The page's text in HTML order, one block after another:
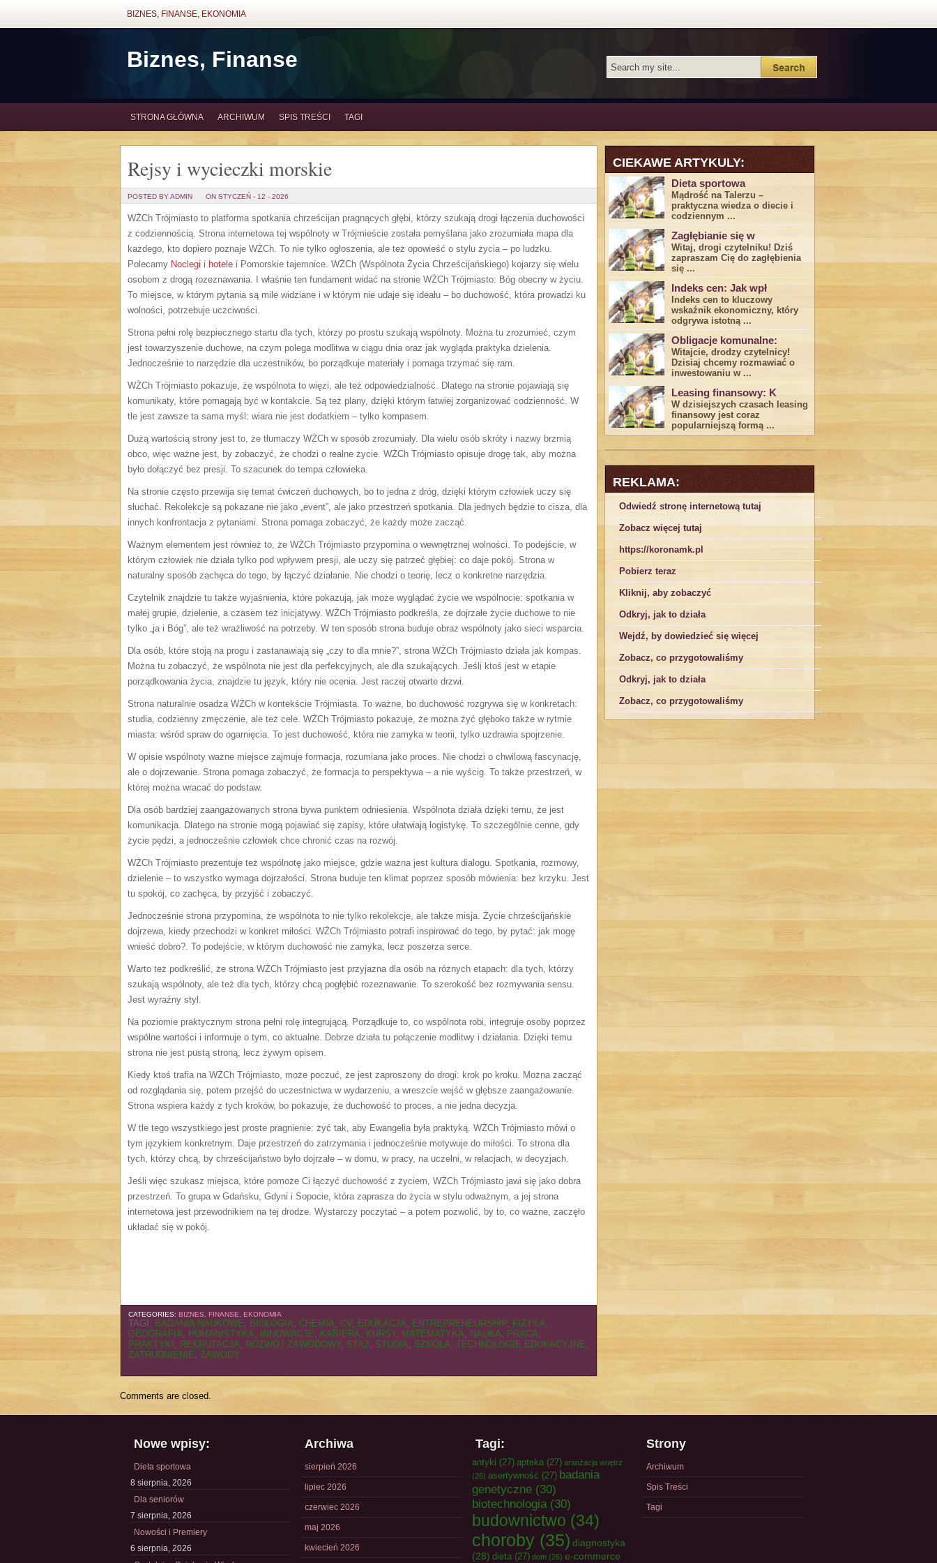
BIZNES, FINANSE, EKONOMIA
Biznes, Finanse
STRONA GŁÓWNA ARCHIWUM SPIS TREŚCI TAGI
Rejsy i wycieczki morskie
POSTED BY ADMIN ON STYCZEŃ - 12 - 2026
WŻCh Trójmiasto to platforma spotkania chrześcijan pragnących głębi, którzy szukają drogi łączenia duchowości
z codziennością. Strona internetowa tej wspólnoty w Trójmieście została pomyślana jako zrozumiała mapa dla
każdego, kto dopiero poznaje WŻCh. To nie tylko ogłoszenia, ale też opowieść o stylu życia – po ludzku.
Polecamy Noclegi i hotele i Pomorskie tajemnice. WŻCh (Wspólnota Życia Chrześcijańskiego) kojarzy się wielu
osobom z drogą rozeznawania. I właśnie ten fundament widać na stronie WŻCh Trójmiasto: Bóg obecny w życiu.
To miejsce, w którym pytania są mile widziane i w którym nie udaje się ideału – bo duchowość, która prowadzi ku
wolności, potrzebuje uczciwości.
Strona pełni rolę bezpiecznego startu dla tych, którzy po prostu szukają wspólnoty. Można tu zrozumieć, czym
jest towarzyszenie duchowe, na czym polega modlitwa w ciągu dnia oraz jak wygląda praktyka dzielenia.
Jednocześnie to narzędzie dla uczestników, bo porządkuje materiały i pomaga trzymać się ram.
WŻCh Trójmiasto pokazuje, że wspólnota to więzi, ale też odpowiedzialność. Dlatego na stronie pojawiają się
komunikaty, które pomagają być w kontakcie. Są też plany, dzięki którym łatwiej zorganizować codzienność. W
tle jest zawsze ta sama myśl: wiara nie jest dodatkiem – tylko kompasem.
Dużą wartością strony jest to, że tłumaczy WŻCh w sposób zrozumiały. Dla wielu osób skróty i nazwy brzmią
obco, więc ważne jest, by zobaczyć, że chodzi o realne życie. WŻCh Trójmiasto opisuje drogę tak, aby można
było dołączyć bez presji. To szacunek do tempa człowieka.
Na stronie często przewija się temat ćwiczeń duchowych, bo to jedna z dróg, dzięki którym człowiek uczy się
słuchać. Rekolekcje są pokazane nie jako „event”, ale jako przestrzeń spotkania. Dla jednych będzie to cisza, dla
innych konfrontacja z pytaniami. Strona pomaga zobaczyć, że każdy może zacząć.
Ważnym elementem jest również to, że WŻCh Trójmiasto przypomina o wewnętrznej wolności. To podejście, w
którym człowiek nie działa tylko pod wpływem presji, ale uczy się patrzeć głębiej: co daje pokój. Strona w
naturalny sposób zachęca do tego, by łączyć działanie. Nie chodzi o teorię, lecz o konkretne narzędzia.
Czytelnik znajdzie tu także wyjaśnienia, które pokazują, jak może wyglądać życie we wspólnocie: spotkania w
małej grupie, dzielenie, a czasem też inicjatywy. WŻCh Trójmiasto podkreśla, że dojrzałe życie duchowe to nie
tylko „ja i Bóg”, ale też wrażliwość na potrzeby. W ten sposób strona buduje obraz wspólnoty jako sieci wsparcia.
Dla osób, które stoją na progu i zastanawiają się „czy to dla mnie?”, strona WŻCh Trójmiasto działa jak kompas.
Można tu zobaczyć, że wspólnota nie jest dla perfekcyjnych, ale dla szukających. Jeśli ktoś jest w etapie
porządkowania życia, znajdzie tu język, który nie ocenia. Jest raczej otwarte drzwi.
Strona naturalnie osadza WŻCh w kontekście Trójmiasta. To ważne, bo duchowość rozgrywa się w konkretach:
studia, codzienny zmęczenie, ale też cele. WŻCh Trójmiasto pokazuje, że można żyć głęboko także w rytmie
miasta: wśród spraw do ogarnięcia. To jest duchowość, która nie zamyka w teorii, tylko uzdrawia spojrzenie.
W opisie wspólnoty ważne miejsce zajmuje formacja, rozumiana jako proces. Nie chodzi o chwilową fascynację,
ale o dojrzewanie. Strona pomaga zobaczyć, że formacja to perspektywa – a nie wyścig. To także przestrzeń, w
której można wracać do podstaw.
Dla osób bardziej zaangażowanych strona bywa punktem odniesienia. Wspólnota działa dzięki temu, że jest
komunikacja. Dlatego na stronie mogą pojawiać się zapisy, które ułatwiają logistykę. To szczególnie cenne, gdy
życie pędzi, a jednocześnie człowiek chce chronić czas na rozwój.
WŻCh Trójmiasto prezentuje też wspólnotę jako miejsce, gdzie ważna jest kultura dialogu. Spotkania, rozmowy,
dzielenie – to wszystko wymaga dojrzałości. Strona buduje ten klimat poprzez sposób mówienia: bez krzyku. Jest
tu spokój, co zachęca, by przyjść i zobaczyć.
Jednocześnie strona przypomina, że wspólnota to nie tylko rekolekcje, ale także misja. Życie chrześcijańskie
dojrzewa, kiedy przechodzi w konkret miłości. WŻCh Trójmiasto potrafi inspirować do tego, by pytać: jak mogę
wnieść dobro?. To podejście, w którym duchowość nie zamyka, lecz poszerza serce.
Warto też podkreślić, że strona WŻCh Trójmiasto jest przyjazna dla osób na różnych etapach: dla tych, którzy
szukają wspólnoty, ale też dla tych, którzy chcą pogłębić rozeznawanie. To szerokość bez rozmywania sensu.
Jest wyraźny styl.
Na poziomie praktycznym strona pełni rolę integrującą. Porządkuje to, co wspólnota robi, integruje osoby poprzez
wspólne wartości i informuje o tym, co aktualne. Dobrze działa tu połączenie modlitwy i działania. Dzięki temu
strona nie jest pustą stroną, lecz żywym opisem.
Kiedy ktoś trafia na WŻCh Trójmiasto, może poczuć, że jest zaproszony do drogi: krok po kroku. Można zacząć
od rozglądania się, potem przejść do uczestnictwa w wydarzeniu, a wreszcie wejść w głębsze zaangażowanie.
Strona wspiera każdy z tych kroków, bo pokazuje, że duchowość to proces, a nie jedna decyzja.
W tle tego wszystkiego jest proste pragnienie: żyć tak, aby Ewangelia była praktyką. WŻCh Trójmiasto mówi o
tym językiem konkretnym. Daje przestrzeń do zatrzymania i jednocześnie motywuje do miłości. To strona dla
tych, którzy chcą, by chrześcijaństwo było dojrzałe – w domu, w pracy, na uczelni, w relacjach, w decyzjach.
Jeśli więc szukasz miejsca, które pomoże Ci łączyć duchowość z życiem, WŻCh Trójmiasto jawi się jako dobra
przestrzeń. To grupa w Gdańsku, Gdyni i Sopocie, która zaprasza do życia w stylu odważnym, a jej strona
internetowa jest przewodnikiem na tej drodze. Wystarczy poczytać – a potem pozwolić, by to, co ważne, zaczęło
układać się w pokój.
CATEGORIES: BIZNES, FINANSE, EKONOMIA
TAGI: BADANIA NAUKOWE, BIOLOGIA, CHEMIA, CV, EDUKACJA, ENTREPRENEURSHIP, FIZYKA,
GEOGRAFIA, HUMANISTYKA, INNOWACJE, KARIERA, KURSY, MATEMATYKA, NAUKA, PRACA,
PRAKTYKI , REKRUTACJA, ROZWÓJ ZAWODOWY, STAŻ, STUDIA, SZKOŁA, TECHNOLOGIE EDUKACYJNE,
ZATRUDNIENIE, ZAWODY
Comments are closed.
CIEKAWE ARTYKULY:
Dieta sportowa
Mądrość na Talerzu –
praktyczna wiedza o diecie i
codziennym ...
Zagłębianie się w
Witaj, drogi ⁤czytelniku! Dziś
zapraszam Cię do‍ zagłębienia
‍się⁢ ...
Indeks cen: Jak wpł
Indeks cen to kluczowy
wskaźnik ekonomiczny, który
odgrywa ​istotną ...
Obligacje komunalne:
Witajcie, drodzy czytelnicy!
Dzisiaj chcemy rozmawiać o
inwestowaniu w ...
Leasing finansowy: K
W dzisiejszych czasach leasing ​
finansowy jest ⁢coraz
popularniejszą formą ...
REKLAMA:
Odwiedź stronę internetową tutaj
Zobacz więcej tutaj
https://koronamk.pl
Pobierz teraz
Kliknij, aby zobaczyć
Odkryj, jak to działa
Wejdź, by dowiedzieć się więcej
Zobacz, co przygotowaliśmy
Odkryj, jak to działa
Zobacz, co przygotowaliśmy
Nowe wpisy:
Dieta sportowa
8 sierpnia, 2026
Dla seniorów
7 sierpnia, 2026
Nowości i Premiery
6 sierpnia, 2026
Archiwa
sierpień 2026
lipiec 2026
czerwiec 2026
maj 2026
kwiecień 2026
Tagi:
antyki (27) apteka (27) aranżacja wnętrz
(26) asertywność (27) badania
genetyczne (30)
biotechnologia(30)
budownictwo (34)
choroby (35) diagnostyka
(28) dieta (27) dom (26) e-commerce
Strony
Archiwum
Spis Treści
Tagi